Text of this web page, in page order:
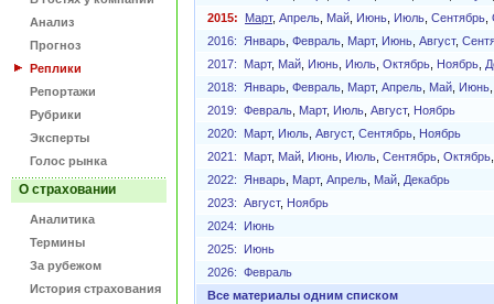
Анализ
Прогноз
Реплики
Репортажи
Рубрики
Эксперты
Голос рынка
О страховании
Аналитика
Термины
За рубежом
История страхования
2015:
Март, Апрель Май Июнь Июль Сентябрь
2016:
Январь Февраль Март, Июнь Август,
2017:
Март, Май Июнь Июль Октябрь Ноябрь
2018:
Январь Февраль Март, Апрель Май Июнь
2019: Февраль Март, Июль Август, Ноябрь
2020:
Март, Июль Август, Сентябрь
Ноябрь
2021:
Март, Май Июнь Июль Сентябрь Октябрь
2022:
Январь Март, Апрель Май Декабрь
2023: Август, Ноябрь
2024:
Июнь
2025:
Июнь
2026: Февраль
Все материалы одним списком